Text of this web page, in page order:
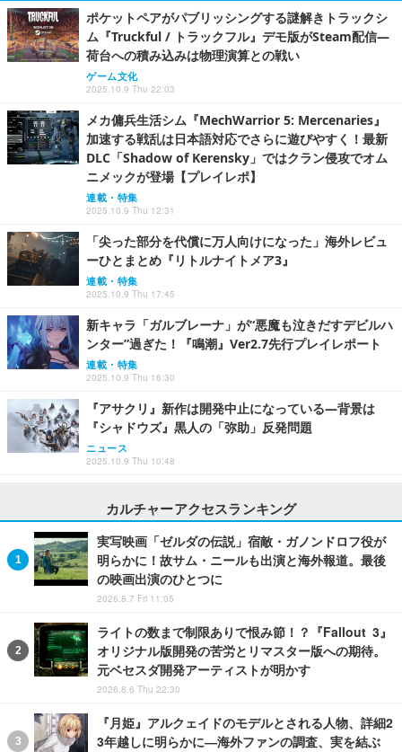
ポケットペアがパブリッシングする謎解きトラックシ
ム『Truckful / トラックフル』デモ版がSteam配信―
荷台への積み込みは物理演算との戦い
ゲーム文化
2025.10.9 Thu 22:03
メカ傭兵生活シム『MechWarrior 5: Mercenaries』
加速する戦乱は日本語対応でさらに遊びやすく！最新
DLC「Shadow of Kerensky」ではクラン侵攻でオム
ニメックが登場【プレイレポ】
連載・特集
2025.10.9 Thu 12:31
「尖った部分を代償に万人向けになった」海外レビュ
ーひとまとめ『リトルナイトメア3』
連載・特集
2025.10.9 Thu 17:45
新キャラ「ガルブレーナ」が“悪魔も泣きだすデビルハ
ンター”過ぎた！『鳴潮』Ver2.7先行プレイレポート
連載・特集
2025.10.9 Thu 16:30
『アサクリ』新作は開発中止になっている―背景は
『シャドウズ』黒人の「弥助」反発問題
ニュース
2025.10.9 Thu 10:48
カルチャーアクセスランキング
実写映画「ゼルダの伝説」宿敵・ガノンドロフ役が
明らかに！故サム・ニールも出演と海外報道。最後
の映画出演のひとつに
2026.8.7 Fri 11:05
ライトの数まで制限ありで恨み節！？『Fallout 3』
オリジナル版開発の苦労とリマスター版への期待。
元ベセスダ開発アーティストが明かす
2026.8.6 Thu 22:30
『月姫』アルクェイドのモデルとされる人物、詳細2
3年越しに明らかに―海外ファンの調査、実を結ぶ